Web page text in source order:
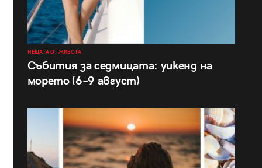
НЕЩАТА ОТ ЖИВОТА
Събития за седмицата: уикенд на
морето (6–9 август)